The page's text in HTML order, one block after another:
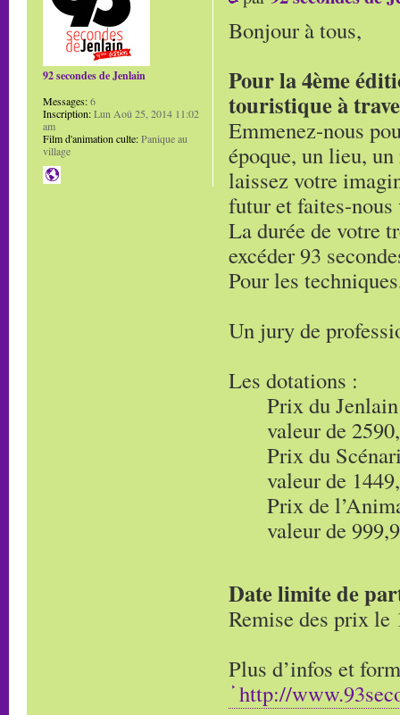
Bonjour à tous,
Pour la 4ème
touristique à
Emmenez-nous
époque, un lieu,
laissez votre
futur et faites-
La durée de votre
excéder 93
Pour les
Un jury de
Les dotations :
Prix du
valeur de
Prix du
valeur de
Prix de
valeur de
Date limite de
Remise des prix le
Plus d’infos et
http://
92 secondes de Jenlain
Messages:6
Inscription:Lun Aoû 25, 2014 11:02
am
Film d'animation culte:Panique au
village